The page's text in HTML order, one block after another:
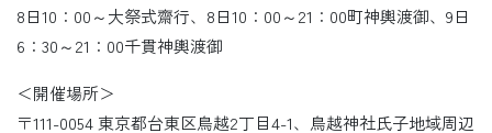
8日10：00～大祭式齋行、8日10：00～21：00町神輿渡御、9日
6：30～21：00千貫神輿渡御
＜開催場所＞
〒111-0054 東京都台東区鳥越2丁目4-1、鳥越神社氏子地域周辺